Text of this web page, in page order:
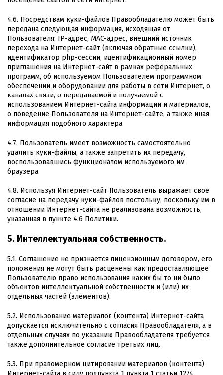
4.6. Посредствам куки-файлов Правообладателю может быть
передана следующая информация, исходящая от
Пользователя: IP-адрес, MAC-адрес, внешний источник
перехода на Интернет-сайт (включая обратные ссылки),
идентификатор php-сессии, идентификационный номер
приглашения на Интернет-сайт в рамках реферальных
программ, об используемом Пользователем программном
обеспечении и оборудовании для работы в сети Интернет, о
каналах связи, о передаваемой и получаемой с
использованием Интернет-сайта информации и материалов,
о поведение Пользователя на Интернет-сайте, а также иная
информация подобного характера.
4.7. Пользователь имеет возможность самостоятельно
удалить куки-файлы, а также запретить их передачу,
воспользовавшись функционалом используемого им
браузера.
4.8. Используя Интернет-сайт Пользователь выражает свое
согласие на передачу куки-файлов постольку, поскольку им в
отношении Интернет-сайта не реализована возможность,
указанная в пункте 4.6 Политики.
5. Интеллектуальная собственность.
5.1. Соглашение не признается лицензионным договором, его
положения не могут быть расценены как предоставляющее
Пользователю право использования каких бы то ни было
объектов интеллектуальной собственности и (или) их
отдельных частей (элементов).
5.2. Использование материалов (контента) Интернет-сайта
допускается исключительно с согласия Правообладателя, а в
отдельных случаях по указанию Правообладателя требуется
также дополнительное согласие третьих лиц.
5.3. При правомерном цитировании материалов (контента)
Интернет-сайта в силу подпункта 1 пункта 1 статьи 1274